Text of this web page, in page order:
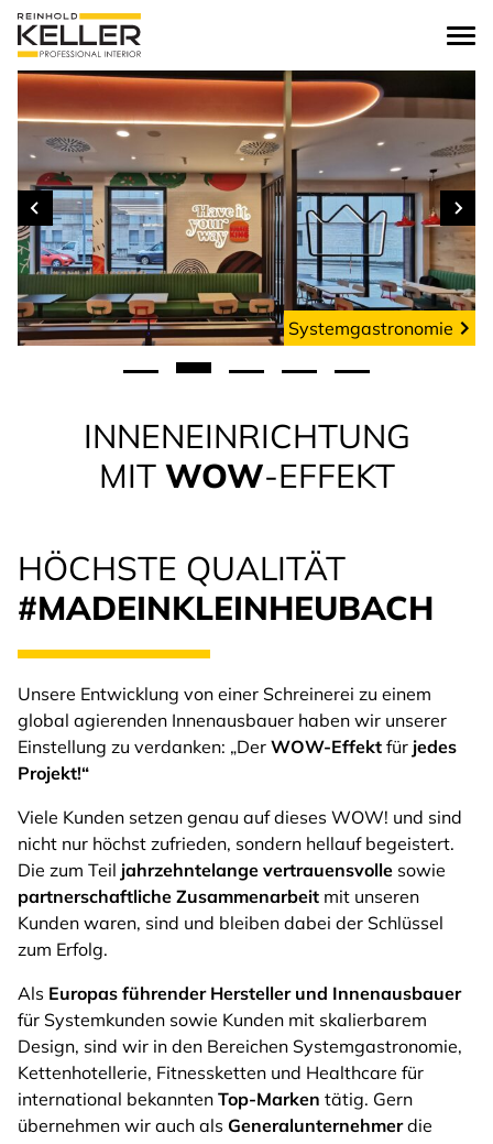
zum Inhalt springen
Systemgastronomie
INNENEINRICHTUNG
MIT WOW-EFFEKT
HÖCHSTE QUALITÄT
#MADEINKLEINHEUBACH
Unsere Entwicklung von einer Schreinerei zu einem
global agierenden Innenausbauer haben wir unserer
Einstellung zu verdanken: „Der WOW-Effekt für jedes
Projekt!“
Viele Kunden setzen genau auf dieses WOW! und sind
nicht nur höchst zufrieden, sondern hellauf begeistert.
Die zum Teil jahrzehntelange vertrauensvolle sowie
partnerschaftliche Zusammenarbeit mit unseren
Kunden waren, sind und bleiben dabei der Schlüssel
zum Erfolg.
Als Europas führender Hersteller und Innenausbauer
für Systemkunden sowie Kunden mit skalierbarem
Design, sind wir in den Bereichen Systemgastronomie,
Kettenhotellerie, Fitnessketten und Healthcare für
international bekannten Top-Marken tätig. Gern
übernehmen wir auch als Generalunternehmerdie